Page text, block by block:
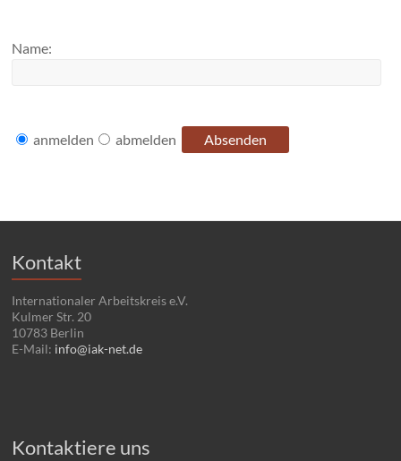
Name:
anmelden abmelden
Kontakt
Internationaler Arbeitskreis e.V.
Kulmer Str. 20
10783 Berlin
E-Mail: info@iak-net.de
Kontaktiere uns